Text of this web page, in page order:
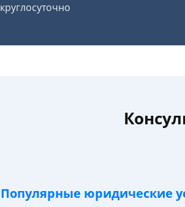
круглосуточно
Популярные юридические